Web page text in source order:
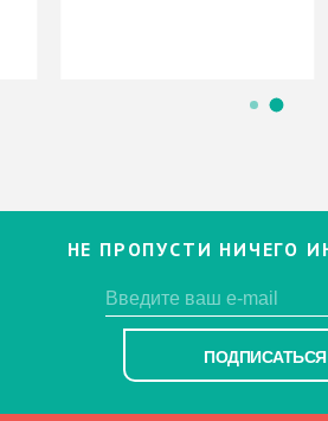
НЕ ПРОПУСТИ НИЧЕГО
ПОДПИСАТЬСЯ